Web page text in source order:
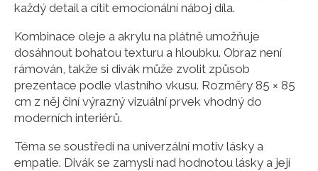
každý detail a cítit emocionální náboj díla.
Kombinace oleje a akrylu na plátně umožňuje
dosáhnout bohatou texturu a hloubku. Obraz není
rámován, takže si divák může zvolit způsob
prezentace podle vlastního vkusu. Rozměry 85 × 85
cm z něj činí výrazný vizuální prvek vhodný do
moderních interiérů.
Téma se soustředí na univerzální motiv lásky a
empatie. Divák se zamyslí nad hodnotou lásky a její